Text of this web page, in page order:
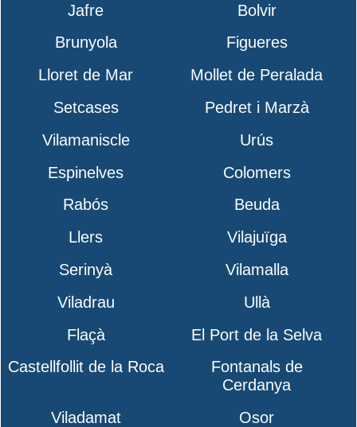
Jafre
Bolvir
Brunyola
Figueres
Lloret de Mar
Mollet de Peralada
Setcases
Pedret i Marzà
Vilamaniscle
Urús
Espinelves
Colomers
Rabós
Beuda
Llers
Vilajuïga
Serinyà
Vilamalla
Viladrau
Ullà
Flaçà
El Port de la Selva
Castellfollit de la Roca
Fontanals de
Cerdanya
Viladamat
Osor